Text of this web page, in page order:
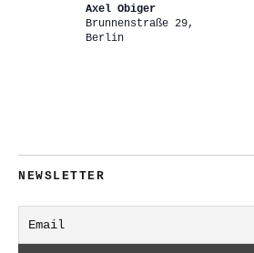
Axel Obiger
Brunnenstraße 29,
Berlin
NEWSLETTER